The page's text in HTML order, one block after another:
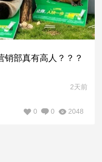
部真有高人？？？
2天前
2048
0
0